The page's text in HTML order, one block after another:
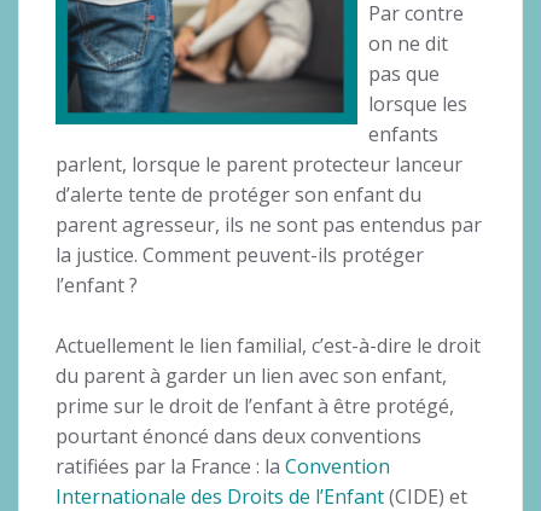
Par contre
on ne dit
pas que
lorsque les
enfants
parlent, lorsque le parent protecteur lanceur
d’alerte tente de protéger son enfant du
parent agresseur, ils ne sont pas entendus par
la justice. Comment peuvent-ils protéger
l’enfant ?
Actuellement le lien familial, c’est-à-dire le droit
du parent à garder un lien avec son enfant,
prime sur le droit de l’enfant à être protégé,
pourtant énoncé dans deux conventions
ratifiées par la France : la Convention
Internationale des Droits de l’Enfant(CIDE) et